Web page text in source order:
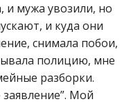
и мужа увозили, но
и куда они
снимала побои,
полицию, мне
разборки.
Мой